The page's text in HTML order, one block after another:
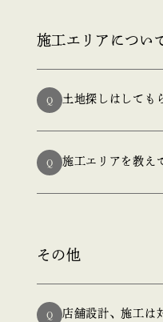
施工エリアについ
Q 土地探しはしても
Q 施工エリアを教え
その他
Q 店舗設計、施工は